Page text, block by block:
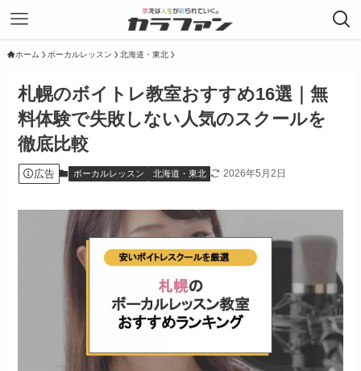
ホーム ボーカルレッスン 北海道・東北
札幌のボイトレ教室おすすめ16選｜無
料体験で失敗しない人気のスクールを
徹底比較
広告 ボーカルレッスン 北海道・東北 2026年5月2日